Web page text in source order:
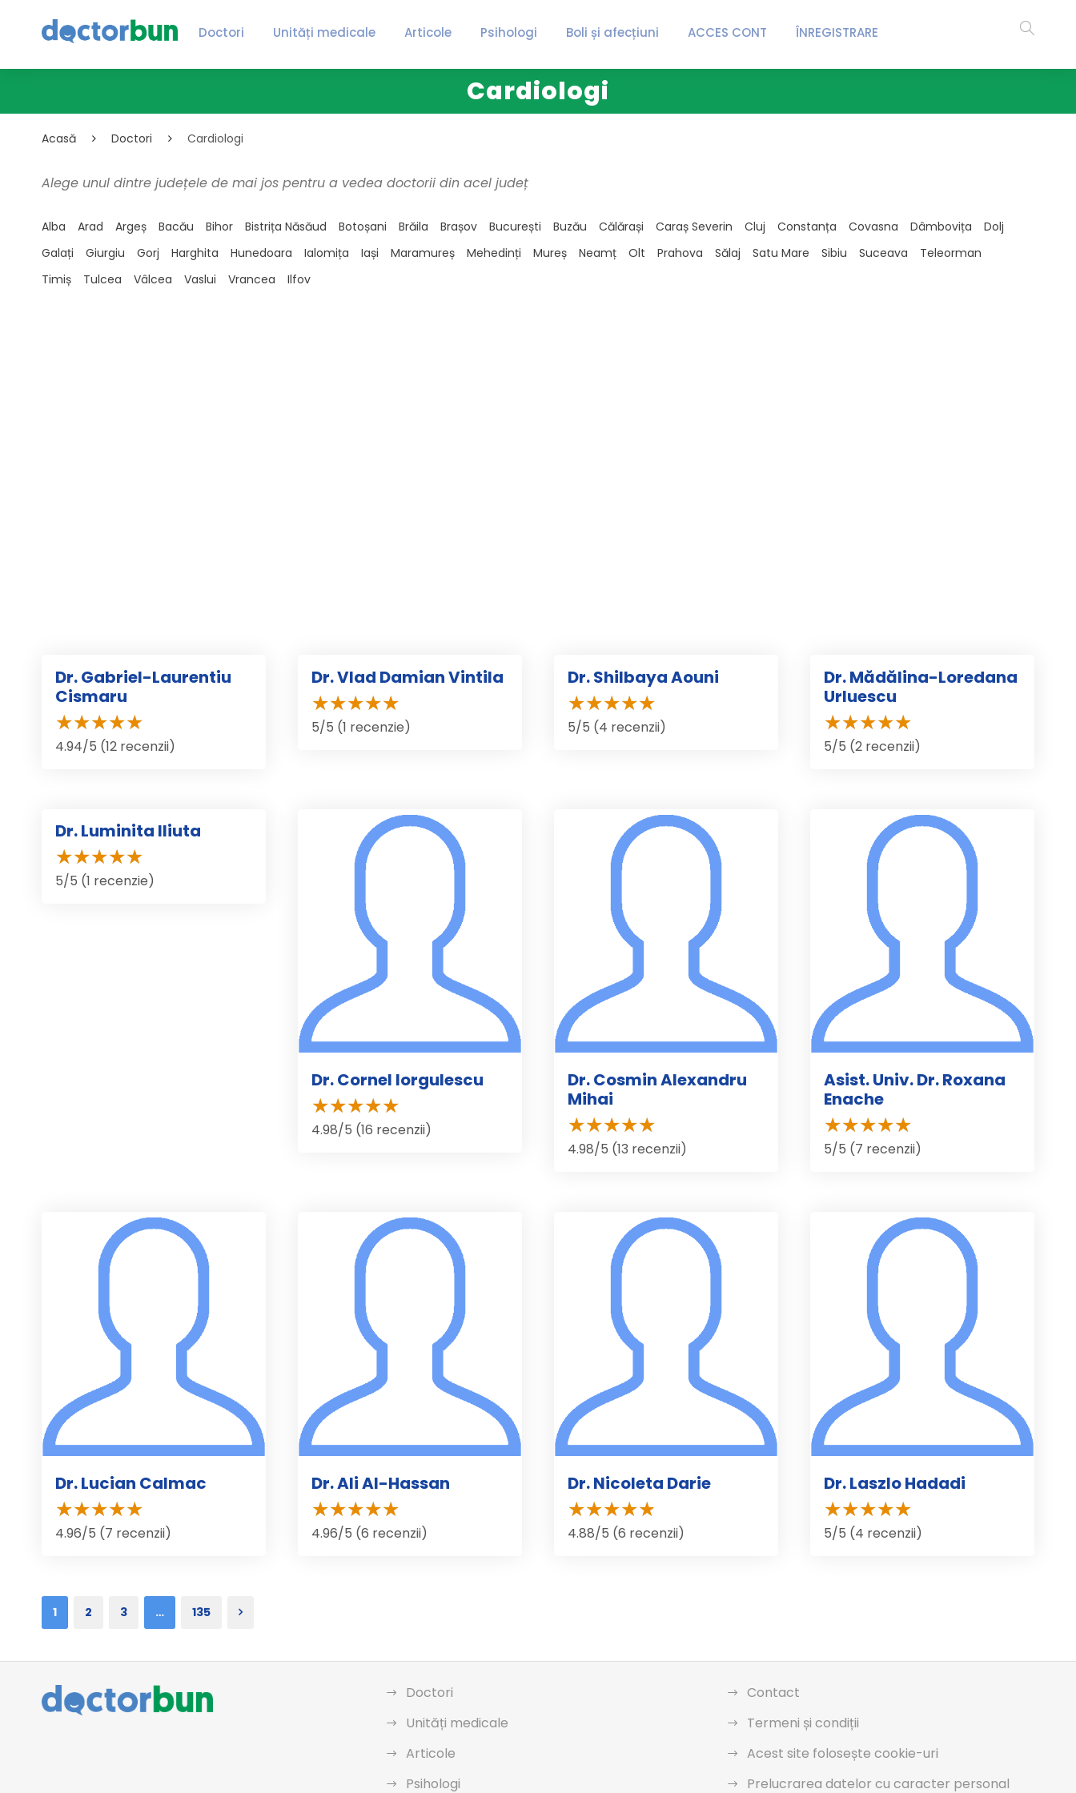
Doctori Unități medicale Articole Psihologi Boli și afecțiuni ACCES CONT ÎNREGISTRARE
Cardiologi
Acasă Doctori Cardiologi
Alege unul dintre județele de mai jos pentru a vedea doctorii din acel județ
Alba Arad Argeș Bacău Bihor Bistrița Năsăud Botoșani Brăila Brașov București Buzău Călărași Caraș Severin Cluj Constanța Covasna Dâmbovița
Dolj
Galați
Giurgiu Gorj Harghita Hunedoara Ialomița Iași Maramureș Mehedinți Mureș Neamț Olt Prahova Sălaj Satu Mare Sibiu Suceava
Teleorman
Timiș
Tulcea Vâlcea Vaslui Vrancea Ilfov
Dr. Gabriel-Laurentiu
Cismaru
4.94/5 (12 recenzii)
Dr. Vlad Damian Vintila
5/5 (1 recenzie)
Dr. Shilbaya Aouni
5/5 (4 recenzii)
Dr. Mădălina-Loredana
Urluescu
5/5 (2 recenzii)
Dr. Luminita Iliuta
5/5 (1 recenzie)
Dr. Cornel Iorgulescu
4.98/5 (16 recenzii)
Dr. Cosmin Alexandru
Mihai
4.98/5 (13 recenzii)
Asist. Univ. Dr. Roxana
Enache
5/5 (7 recenzii)
Dr. Lucian Calmac
4.96/5 (7 recenzii)
Dr. Ali Al-Hassan
4.96/5 (6 recenzii)
Dr. Nicoleta Darie
4.88/5 (6 recenzii)
Dr. Laszlo Hadadi
5/5 (4 recenzii)
1 2 3 … 135
Doctori
Unități medicale
Articole
Psihologi
Contact
Termeni și condiții
Acest site folosește cookie-uri
Prelucrarea datelor cu caracter personal